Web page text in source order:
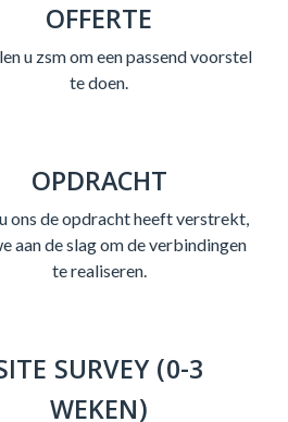
OFFERTE
u zsm om een passend voorstel
te doen.
OPDRACHT
ons de opdracht heeft verstrekt,
aan de slag om de verbindingen
te realiseren.
SURVEY (0-3